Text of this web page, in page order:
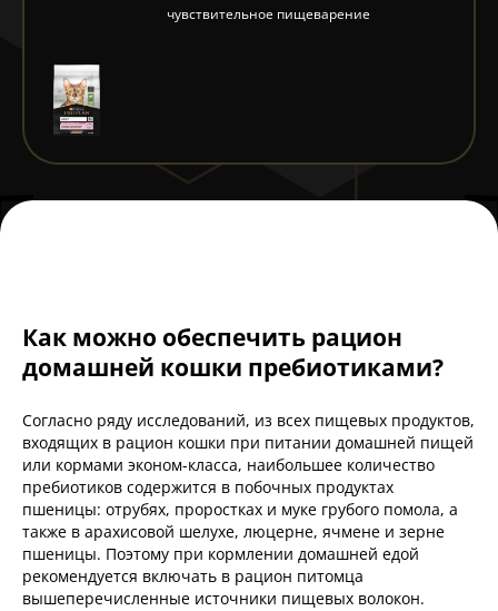
чувствительное пищеварение
Как можно обеспечить рацион
домашней кошки пребиотиками?
Согласно ряду исследований, из всех пищевых продуктов,
входящих в рацион кошки при питании домашней пищей
или кормами эконом-класса, наибольшее количество
пребиотиков содержится в побочных продуктах
пшеницы: отрубях, проростках и муке грубого помола, а
также в арахисовой шелухе, люцерне, ячмене и зерне
пшеницы. Поэтому при кормлении домашней едой
рекомендуется включать в рацион питомца
вышеперечисленные источники пищевых волокон.